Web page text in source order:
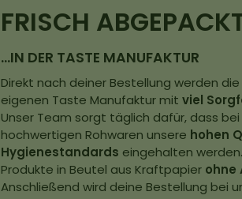
FRISCH
…IN DER TASTE MANUFAKTUR
Direkt nach deiner Bestellung werden
eigenen Taste Manufaktur mit viel
Unser Team sorgt täglich dafür, dass
hochwertigen Rohwaren unsere hohen
Hygienestandards eingehalten
Produkte in Beutel aus Kraftpapier ohne
Anschließend wird deine Bestellung bei